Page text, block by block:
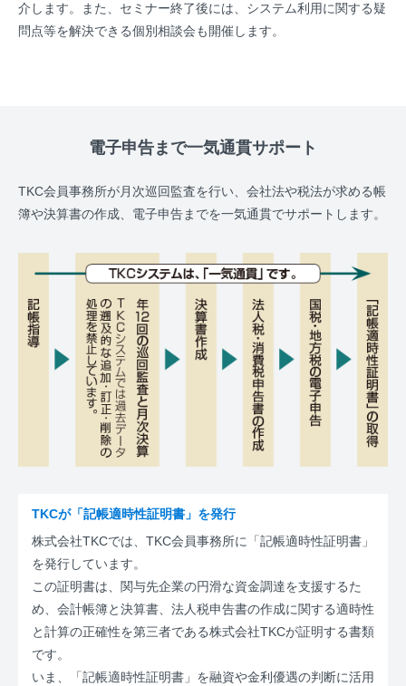
介します。また、セミナー終了後には、システム利用に関する疑
問点等を解決できる個別相談会も開催します。
電子申告まで一気通貫サポート
TKC会員事務所が月次巡回監査を行い、会社法や税法が求める帳
簿や決算書の作成、電子申告までを一気通貫でサポートします。
TKCが「記帳適時性証明書」を発行
株式会社TKCでは、TKC会員事務所に「記帳適時性証明書」
を発行しています。
この証明書は、関与先企業の円滑な資金調達を支援するた
め、会計帳簿と決算書、法人税申告書の作成に関する適時性
と計算の正確性を第三者である株式会社TKCが証明する書類
です。
いま、「記帳適時性証明書」を融資や金利優遇の判断に活用